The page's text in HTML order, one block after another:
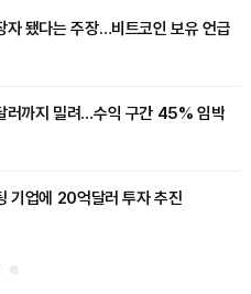
자 됐다는 주장…비트코인 보유 언급
까지 밀려…수익 구간 45% 임박
기업에 20억달러 투자 추진